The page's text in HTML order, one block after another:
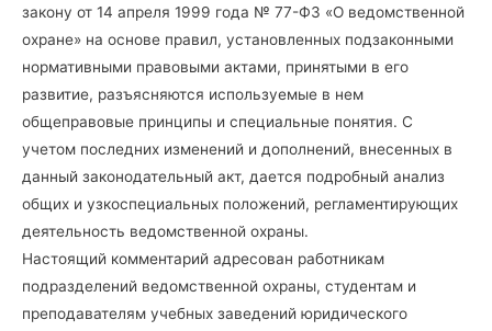
закону от 14 апреля 1999 года № 77-ФЗ «О ведомственной
охране» на основе правил, установленных подзаконными
нормативными правовыми актами, принятыми в его
развитие, разъясняются используемые в нем
общеправовые принципы и специальные понятия. С
учетом последних изменений и дополнений, внесенных в
данный законодательный акт, дается подробный анализ
общих и узкоспециальных положений, регламентирующих
деятельность ведомственной охраны.
Настоящий комментарий адресован работникам
подразделений ведомственной охраны, студентам и
преподавателям учебных заведений юридического